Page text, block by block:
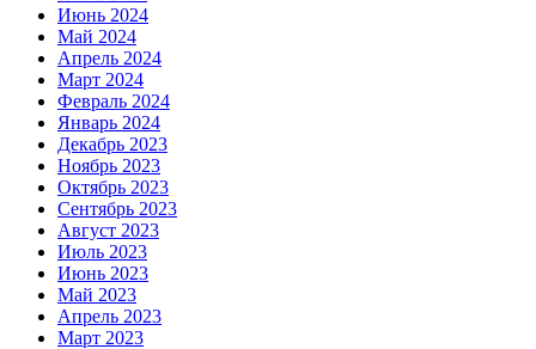
Июнь 2024
Май 2024
Апрель 2024
Март 2024
Февраль 2024
Январь 2024
Декабрь 2023
Ноябрь 2023
Октябрь 2023
Сентябрь 2023
Август 2023
Июль 2023
Июнь 2023
Май 2023
Апрель 2023
Март 2023